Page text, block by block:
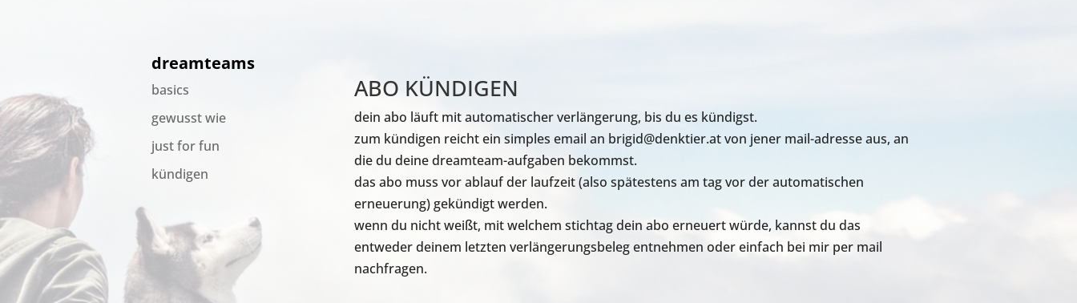
dreamteams
basics
gewusst wie
just for fun
kündigen
ABO KÜNDIGEN
dein abo läuft mit automatischer verlängerung, bis du es kündigst.
zum kündigen reicht ein simples email an brigid@denktier.at von jener mail-adresse aus, an
die du deine dreamteam-aufgaben bekommst.
das abo muss vor ablauf der laufzeit (also spätestens am tag vor der automatischen
erneuerung) gekündigt werden.
wenn du nicht weißt, mit welchem stichtag dein abo erneuert würde, kannst du das
entweder deinem letzten verlängerungsbeleg entnehmen oder einfach bei mir per mail
nachfragen.